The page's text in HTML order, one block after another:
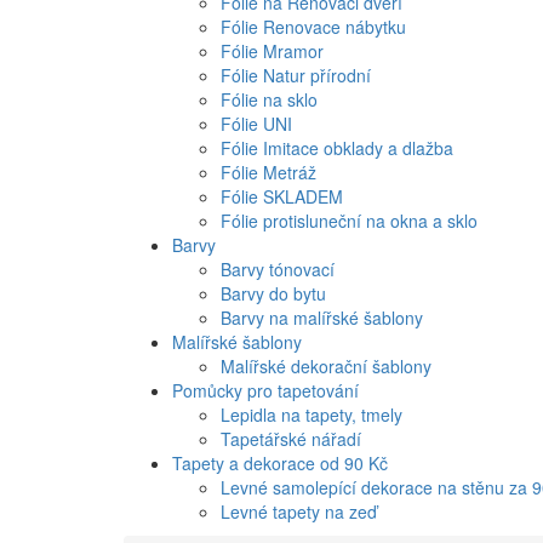
Fólie Renovace nábytku
Fólie Mramor
Fólie Natur přírodní
Fólie na sklo
Fólie UNI
Fólie Imitace obklady a dlažba
Fólie Metráž
Fólie SKLADEM
Fólie protisluneční na okna a sklo
Barvy
Barvy tónovací
Barvy do bytu
Barvy na malířské šablony
Malířské šablony
Malířské dekorační šablony
Pomůcky pro tapetování
Lepidla na tapety, tmely
Tapetářské nářadí
Tapety a dekorace od 90 Kč
Levné samolepící dekorace na stěnu za
Levné tapety na zeď